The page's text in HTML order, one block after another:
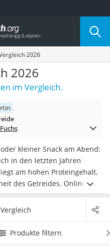
2026
2026
im Vergleich.
kleiner Snack am Abend:
in den letzten Jahren
am hohen Proteingehalt,
des Getreides. Online-
Nackthafer in
ihn zum Kochen verwenden
Sie ihn sich in Ihr
Produkte filtern